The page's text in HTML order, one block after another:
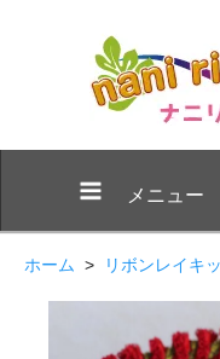
メニュー
ホーム > リボンレイキ